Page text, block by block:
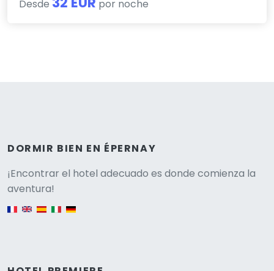
Desde por noche
DORMIR BIEN EN ÉPERNAY
¡Encontrar el hotel adecuado es donde comienza la
aventura!